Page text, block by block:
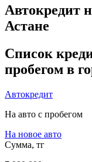
Автокредит
Астане
Список
пробегом в
Автокредит
На авто с пробегом
На новое авто
Сумма, тг